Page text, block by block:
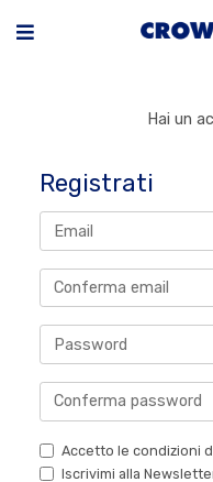
Hai un
Registrati
Accetto le condizioni
Iscrivimi alla